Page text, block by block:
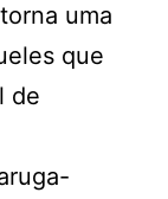
uma
que
de